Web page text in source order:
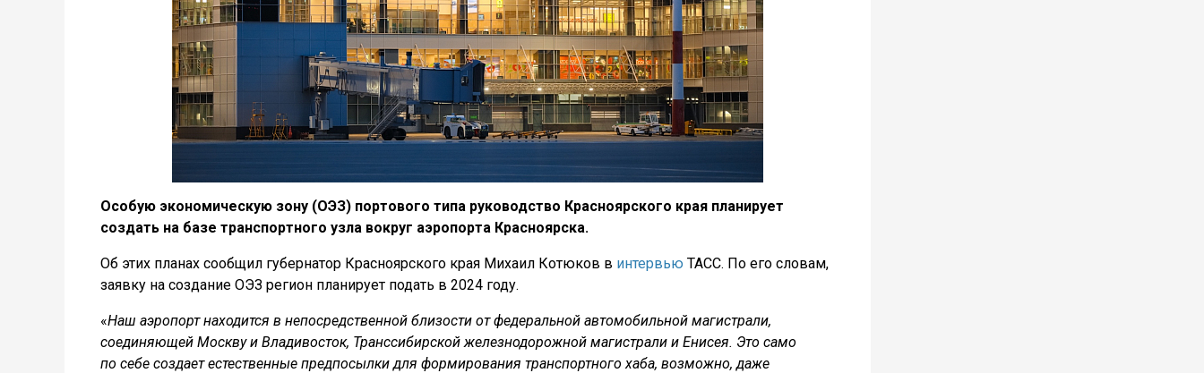
Особую экономическую зону (ОЭЗ) портового типа руководство Красноярского края планирует
создать на базе транспортного узла вокруг аэропорта Красноярска.
Об этих планах сообщил губернатор Красноярского края Михаил Котюков в интервью ТАСС. По его словам,
заявку на создание ОЭЗ регион планирует подать в 2024 году.
«Наш аэропорт находится в непосредственной близости от федеральной автомобильной магистрали,
соединяющей Москву и Владивосток, Транссибирской железнодорожной магистрали и Енисея. Это само
по себе создает естественные предпосылки для формирования транспортного хаба, возможно, даже